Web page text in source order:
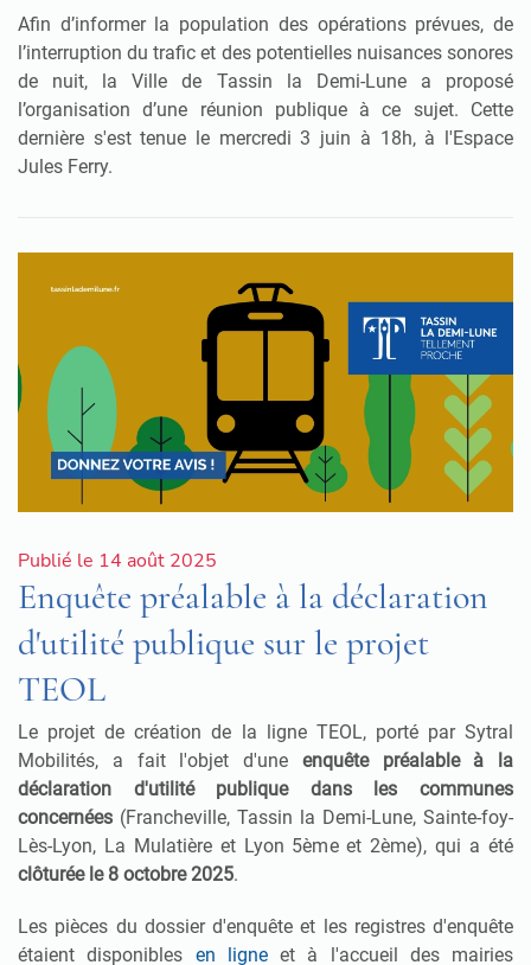
Afin d’informer la population des opérations prévues, de
l’interruption du trafic et des potentielles nuisances sonores
de nuit, la Ville de Tassin la Demi-Lune a proposé
l’organisation d’une réunion publique à ce sujet. Cette
dernière s'est tenue le mercredi 3 juin à 18h, à l'Espace
Jules Ferry.
Publié le 14 août 2025
Enquête préalable à la déclaration
d'utilité publique sur le projet
TEOL
Le projet de création de la ligne TEOL, porté par Sytral
Mobilités, a fait l'objet d'une enquête préalable à la
déclaration d'utilité publique dans les communes
concernées (Francheville, Tassin la Demi-Lune, Sainte-foy-
Lès-Lyon, La Mulatière et Lyon 5ème et 2ème), qui a été
clôturée le 8 octobre 2025.
Les pièces du dossier d'enquête et les registres d'enquête
étaient disponibles en ligneet à l'accueil des mairies